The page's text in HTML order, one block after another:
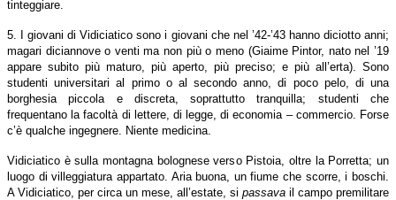
tinteggiare.
5. I giovani di Vidiciatico sono i giovani che nel ’42-’43 hanno diciotto anni;
magari diciannove o venti ma non più o meno (Giaime Pintor, nato nel ’19
appare subito più maturo, più aperto, più preciso; e più all’erta). Sono
studenti universitari al primo o al secondo anno, di poco pelo, di una
borghesia piccola e discreta, soprattutto tranquilla; studenti che
frequentano la facoltà di lettere, di legge, di economia – commercio. Forse
c’è qualche ingegnere. Niente medicina.
Vidiciatico è sulla montagna bolognese verso Pistoia, oltre la Porretta; un
luogo di villeggiatura appartato. Aria buona, un fiume che scorre, i boschi.
A Vidiciatico, per circa un mese, all’estate, si passava il campo premilitare